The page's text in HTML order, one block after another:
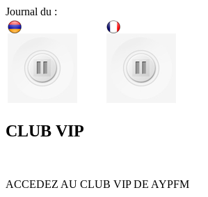
Journal du :
CLUB VIP
ACCEDEZ AU CLUB VIP DE AYPFM